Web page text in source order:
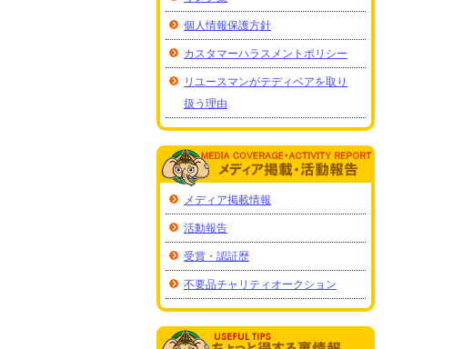
個人情報保護方針
カスタマーハラスメントポリシー
リユースマンがテディベアを取り
扱う理由
メディア掲載情報
活動報告
受賞・認証歴
不要品チャリティオークション